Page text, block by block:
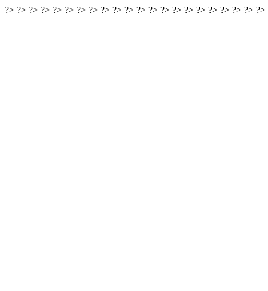
?> ?> ?> ?> ?> ?> ?> ?> ?> ?> ?> ?> ?> ?> ?> ?> ?> ?> ?> ?> ?> ?>